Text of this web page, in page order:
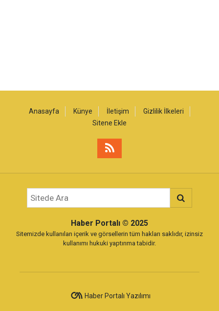
Anasayfa Künye İletişim
Gizlilik İlkeleri
Sitene Ekle
Haber Portalı © 2025
Sitemizde kullanılan içerik ve görsellerin tüm hakları saklıdır, izinsiz
kullanımı hukuki yaptırıma tabidir.
Haber Portalı Yazılımı